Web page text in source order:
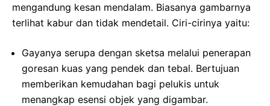
mengandung kesan mendalam. Biasanya gambarnya
terlihat kabur dan tidak mendetail. Ciri-cirinya yaitu:
Gayanya serupa dengan sketsa melalui penerapan
goresan kuas yang pendek dan tebal. Bertujuan
memberikan kemudahan bagi pelukis untuk
menangkap esensi objek yang digambar.